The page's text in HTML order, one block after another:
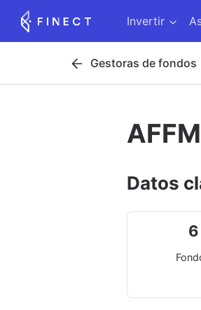
Invertir
Gestoras de fondos
Datos
6